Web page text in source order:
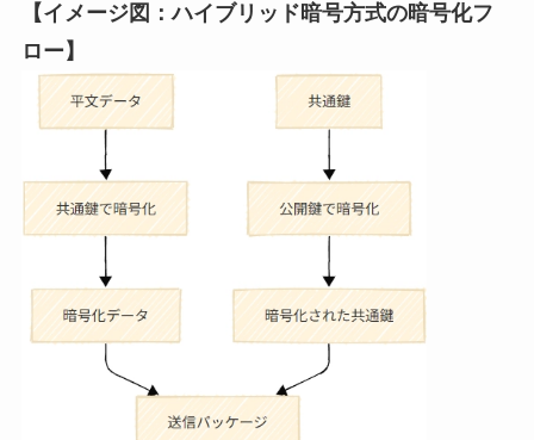
【イメージ図：ハイブリッド暗号方式の暗号化フ
ロー】